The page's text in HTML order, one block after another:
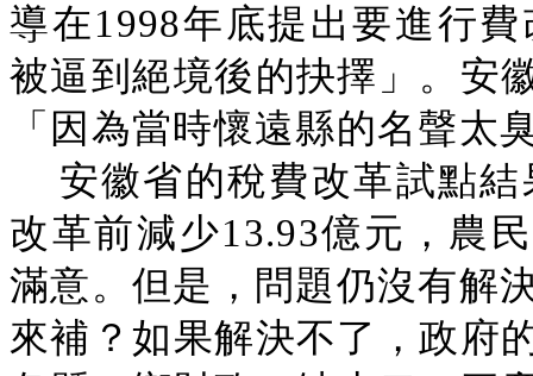
導在1998年底提出要進行
被逼到絕境後的抉擇」。安
「因為當時懷遠縣的名聲太
安徽省的稅費改革試點
改革前減少13.93億元，農
滿意。但是，問題仍沒有解
來補？如果解決不了，政府